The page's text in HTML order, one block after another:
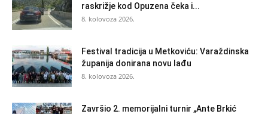
raskrižje kod Opuzena čeka i...
8. kolovoza 2026.
Festival tradicija u Metkoviću: Varaždinska
županija donirana novu lađu
8. kolovoza 2026.
Završio 2. memorijalni turnir „Ante Brkić